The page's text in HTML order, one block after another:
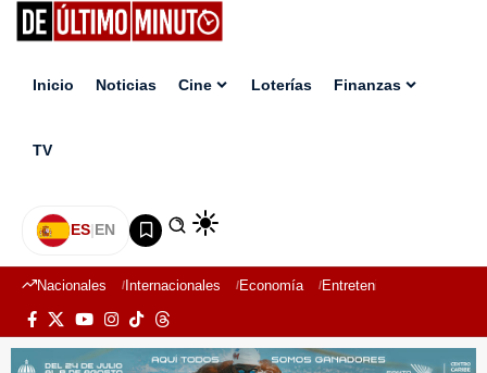
Inicio Noticias Cine Loterías Finanzas
TV
ES|EN
Nacionales Internacionales Economía Entretenimiento